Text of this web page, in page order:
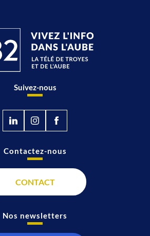
Suivez-nous
Contactez-nous
CONTACT
Nos newsletters